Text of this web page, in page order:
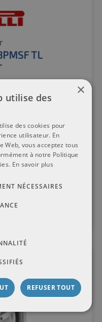
TL
Raifen GmbH
×
utilise des
des cookies pour
utilisateur. En
Web, vous acceptez tous
à notre Politique
En savoir plus
NÉCESSAIRES
REFUSER TOUT